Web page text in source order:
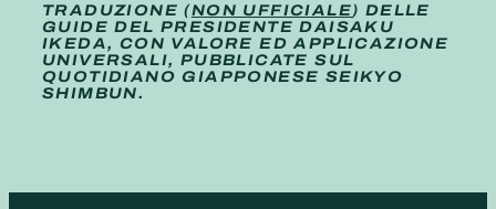
TRADUZIONE (NON UFFICIALE) DELLE
GUIDE DEL PRESIDENTE DAISAKU
IKEDA, CON VALORE ED APPLICAZIONE
UNIVERSALI, PUBBLICATE SUL
QUOTIDIANO GIAPPONESE SEIKYO
SHIMBUN.